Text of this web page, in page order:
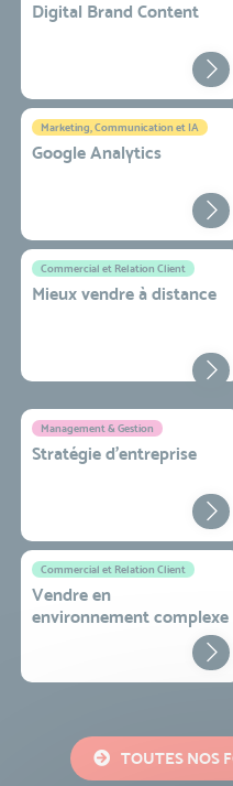
Digital Brand Content
Marketing, Communication et IA
Google Analytics
Commercial et Relation Client
Mieux vendre à distance
Management & Gestion
Stratégie d’entreprise
Commercial et Relation Client
Vendre en
environnement complexe
TOUTES NOS